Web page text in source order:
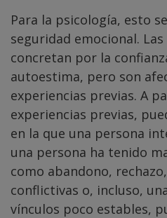
Para la psicología, esto
seguridad emocional.
concretan por la
autoestima, pero son
experiencias previas. A
experiencias previas,
en la que una persona
una persona ha tenido
como abandono,
conflictivas o, incluso,
vínculos poco estables,